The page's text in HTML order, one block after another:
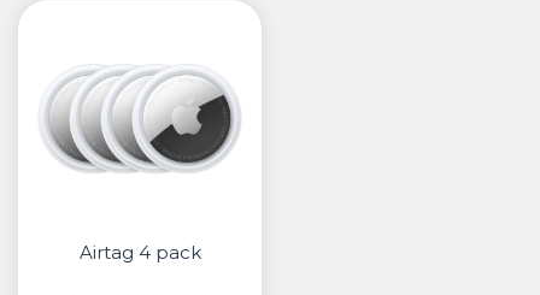
Airtag 4 pack
• Xiaomi
PLAYSTATION
ПРОЕКТОРИ